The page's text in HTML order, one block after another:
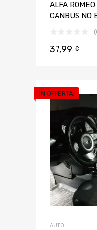
ALFA
CANBUS NO
37,99 €
IN OFFERTA!
AUTO